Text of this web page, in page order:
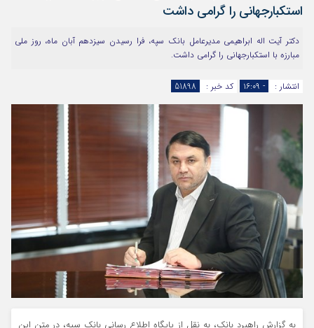
استکبار‌جهانی را گرامی داشت
دکتر آیت اله ابراهیمی مدیر‌عامل بانک سپه، فرا رسیدن سیزدهم آبان ماه، روز ملی
مبارزه با استکبار‌جهانی را گرامی داشت.
انتشار : - ۱۶:۰۹ کد خبر : 51898
به گزارش راهبرد بانک، به نقل از پایگاه اطلاع رسانی بانک سپه، در متن این